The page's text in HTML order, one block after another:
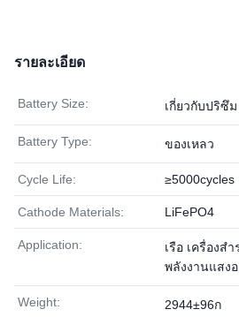
รายละเอียด
Battery Size: เกี่ยวกับปริซึม
Battery Type: ของเหลว
Cycle Life: ≥5000cycles
Cathode Materials: LiFePO4
Application:
เรือ เครื่องส
พลังงานแสง
Weight: 2944±96ก